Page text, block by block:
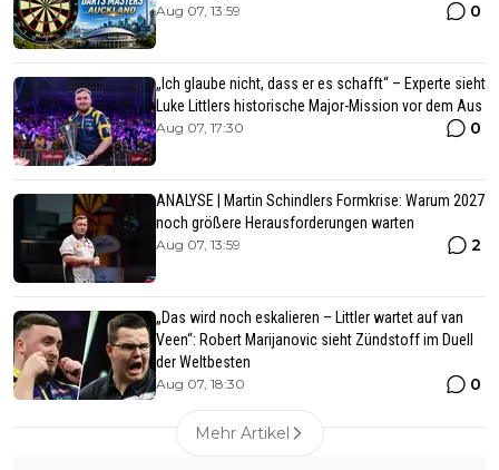
Aug 07, 13:59 0
„Ich glaube nicht, dass er es schafft“ – Experte sieht
Luke Littlers historische Major-Mission vor dem Aus
Aug 07, 17:30 0
ANALYSE | Martin Schindlers Formkrise: Warum 2027
noch größere Herausforderungen warten
Aug 07, 13:59 2
„Das wird noch eskalieren – Littler wartet auf van
Veen“: Robert Marijanovic sieht Zündstoff im Duell
der Weltbesten
Aug 07, 18:30 0
Mehr Artikel